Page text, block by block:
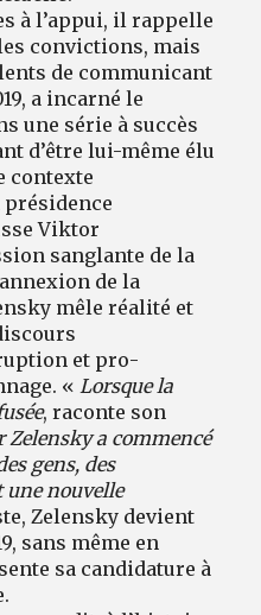
à l’appui, il rappelle
convictions, mais
de communicant
a incarné le
une série à succès
d’être lui-même élu
contexte
présidence
Viktor
sanglante de la
de la
mêle réalité et
et pro-
« Lorsque la
, raconte son
Zelensky a commencé
gens, des
une nouvelle
Zelensky devient
sans même en
sa candidature à